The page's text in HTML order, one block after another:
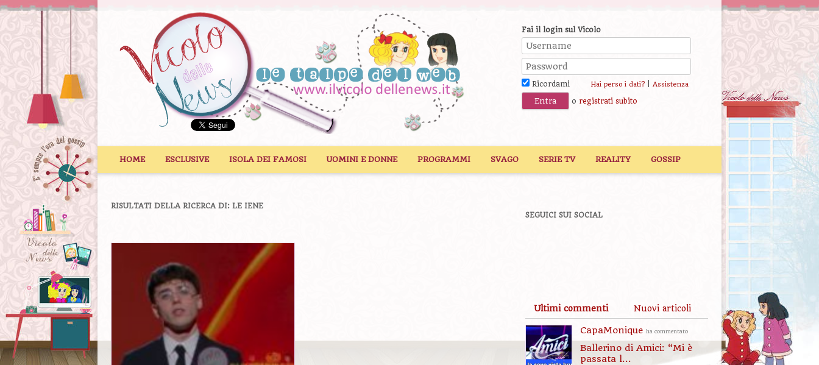
Fai il login sul Vicolo
Ricordami Hai perso i dati?| Assistenza
o registrati subito
HOME ESCLUSIVE ISOLA DEI FAMOSI UOMINI E DONNE PROGRAMMI SVAGO SERIE TV REALITY GOSSIP
RISULTATI DELLA RICERCA DI: LE IENE
SEGUICI SUI SOCIAL
Ultimi commenti Nuovi articoli
CapaMonique ha commentato
Ballerino di Amici: “Mi è
passata l...